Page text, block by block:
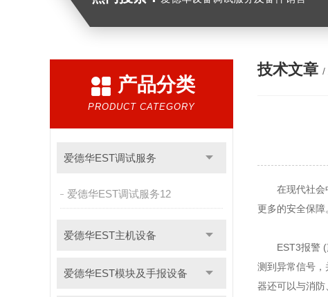
产品分类
PRODUCT CATEGORY
爱德华EST调试服务
爱德华EST调试服务12
爱德华EST主机设备
爱德华EST模块及手报设备
技术文章 /
在现代社会中
更多的安全保障
EST3报警 (声
测到异常信号
器还可以与消防